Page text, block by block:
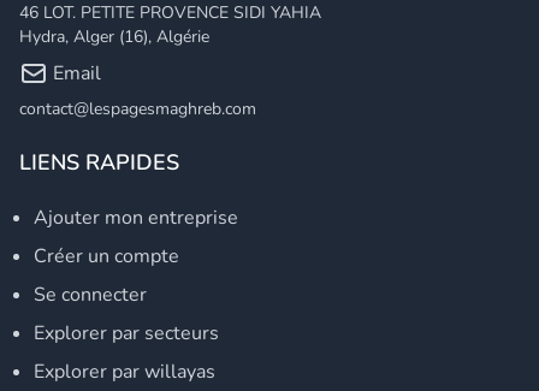
46 LOT. PETITE PROVENCE SIDI YAHIA
Hydra, Alger (16), Algérie
Email
contact@lespagesmaghreb.com
LIENS RAPIDES
Ajouter mon entreprise
Créer un compte
Se connecter
Explorer par secteurs
Explorer par willayas